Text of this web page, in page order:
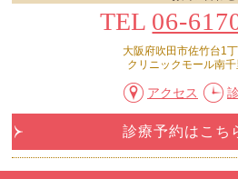
TEL 06-
大阪府吹田市佐竹台1
クリニックモール南
アクセス
診療予約はこち